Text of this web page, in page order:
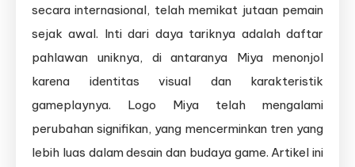
secara internasional, telah memikat jutaan pemain
sejak awal. Inti dari daya tariknya adalah daftar
pahlawan uniknya, di antaranya Miya menonjol
karena identitas visual dan karakteristik
gameplaynya. Logo Miya telah mengalami
perubahan signifikan, yang mencerminkan tren yang
lebih luas dalam desain dan budaya game. Artikel ini